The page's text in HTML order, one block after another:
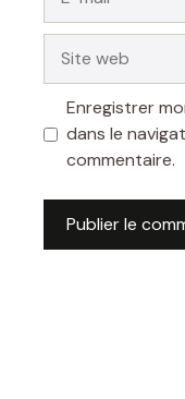
mail
web
Enregistrer
dans le
commentaire.